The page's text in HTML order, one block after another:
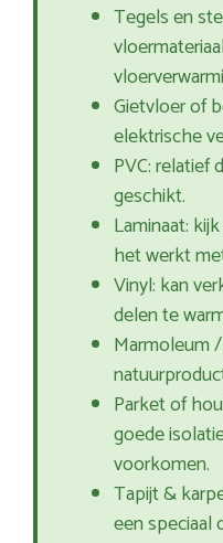
Tegels en
Gietvloer of
elektrische
PVC: relatief
geschikt.
Laminaat:
het werkt
Vinyl: kan
delen te
Marmoleum
Parket of
goede
voorkomen.
Tapijt &
een speciaal